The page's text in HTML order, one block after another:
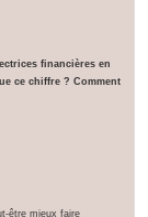
financières en
ce chiffre ? Comment
être mieux faire